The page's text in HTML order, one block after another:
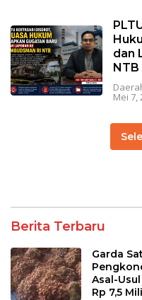
dan
NTB
Mei 7,
Berita Terbaru
Garda
Asal-
Rp 7,5